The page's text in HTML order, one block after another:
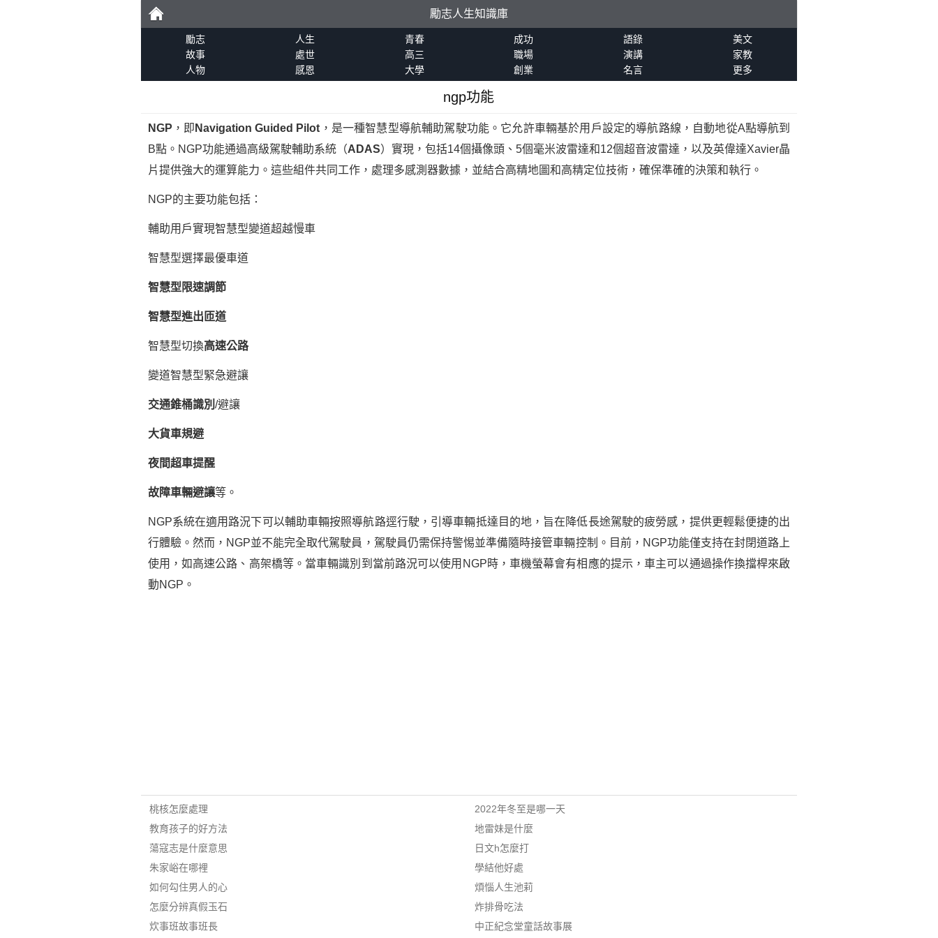
勵
勵志人生知識庫
勵志 人生 青春 成功 語錄
美文
故事
處世 高三 職場 演講
家教
人物
感恩 大學 創業 名言 更多
ngp功能
NGP ，即 Navigation Guided Pilot ，是一種智慧型導航輔助駕駛功能。它允許車輛基於用戶設定的導航路線，自動地從A點導航到
B點。NGP功能通過高級駕駛輔助系統（ADAS）實現，包括14個攝像頭、5個毫米波雷達和12個超音波雷達，以及英偉達Xavier晶
片提供強大的運算能力。這些組件共同工作，處理多感測器數據，並結合高精地圖和高精定位技術，確保準確的決策和執行。
NGP的主要功能包括：
輔助用戶實現智慧型變道超越慢車
智慧型選擇最優車道
智慧型限速調節
智慧型進出匝道
智慧型切換高速公路
變道智慧型緊急避讓
交通錐桶識別 /避讓
大貨車規避
夜間超車提醒
故障車輛避讓等。
NGP系統在適用路況下可以輔助車輛按照導航路逕行駛，引導車輛抵達目的地，旨在降低長途駕駛的疲勞感，提供更輕鬆便捷的出
行體驗。然而，NGP並不能完全取代駕駛員，駕駛員仍需保持警惕並準備隨時接管車輛控制。目前，NGP功能僅支持在封閉道路上
使用，如高速公路、高架橋等。當車輛識別到當前路況可以使用NGP時，車機螢幕會有相應的提示，車主可以通過操作換擋桿來啟
動NGP。
桃核怎麼處理
教育孩子的好方法
蕩寇志是什麼意思
朱家峪在哪裡
如何勾住男人的心
怎麼分辨真假玉石
炊事班故事班長
2022年冬至是哪一天
地雷妹是什麼
日文h怎麼打
學結他好處
煩惱人生池莉
炸排骨吃法
中正紀念堂童話故事展